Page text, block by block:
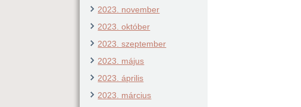
2023. november
2023. október
2023. szeptember
2023. május
2023. április
2023. március